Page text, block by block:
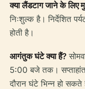
क्या लैंडटाग जाने के
निःशुल्क है। निर्देशित
होती है।
आगंतुक घंटे क्या हैं?
5:00 बजे तक।
दौरान घंटे भिन्न हो सकते